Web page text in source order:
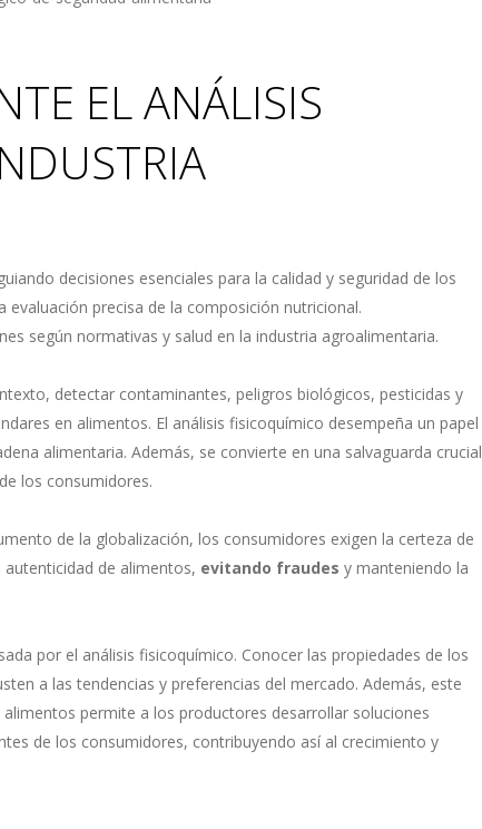
EL ANÁLISIS
decisiones esenciales para la calidad y seguridad de los
precisa de la composición nutricional.
según normativas y salud en la industria agroalimentaria.
detectar contaminantes, peligros biológicos, pesticidas y
en alimentos. El análisis fisicoquímico desempeña un papel
alimentaria. Además, se convierte en una salvaguarda crucial
los consumidores.
de la globalización, los consumidores exigen la certeza de
de alimentos, evitando fraudes y manteniendo la
por el análisis fisicoquímico. Conocer las propiedades de los
a las tendencias y preferencias del mercado. Además, este
permite a los productores desarrollar soluciones
de los consumidores, contribuyendo así al crecimiento y